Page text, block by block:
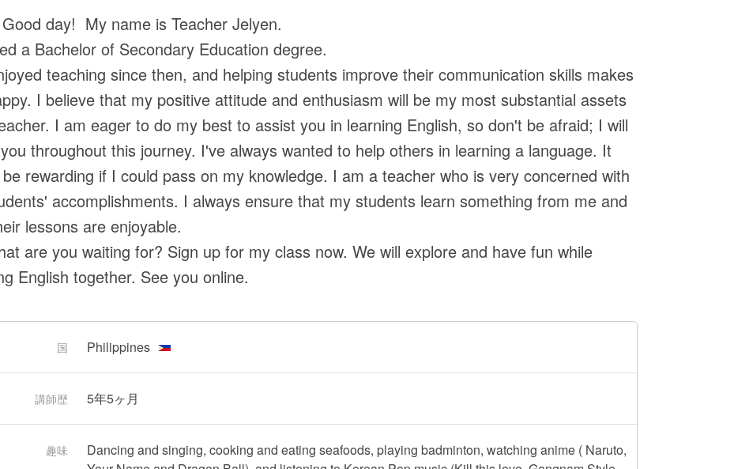
day! My name is Teacher Jelyen.
a Bachelor of Secondary Education degree.
teaching since then, and helping students improve their communication skills makes
I believe that my positive attitude and enthusiasm will be my most substantial assets
I am eager to do my best to assist you in learning English, so don't be afraid; I will
throughout this journey. I've always wanted to help others in learning a language. It
rewarding if I could pass on my knowledge. I am a teacher who is very concerned with
accomplishments. I always ensure that my students learn something from me and
lessons are enjoyable.
are you waiting for? Sign up for my class now. We will explore and have fun while
English together. See you online.
国 Philippines
講師歴 5年5ヶ月
趣味
Dancing and singing, cooking and eating seafoods, playing badminton, watching anime ( Naruto,